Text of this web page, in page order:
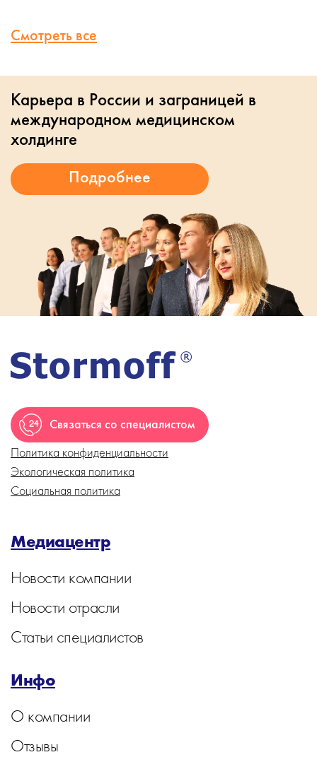
Смотреть все
Карьера в России и заграницей в
международном медицинском
холдинге
Связаться со специалистом
Политика конфиденциальности
Экологическая политика
Социальная политика
Медиацентр
Новости компании
Новости отрасли
Статьи специалистов
Инфо
О компании
Отзывы